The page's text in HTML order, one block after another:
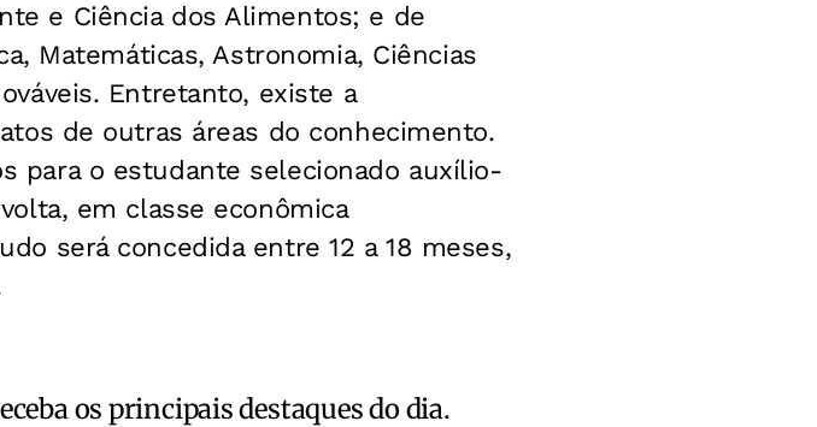
e Ciência dos Alimentos; e de
Matemáticas, Astronomia, Ciências
Entretanto, existe a
de outras áreas do conhecimento.
para o estudante selecionado auxílio-
em classe econômica
será concedida entre 12 a 18 meses,
os principais destaques do dia.